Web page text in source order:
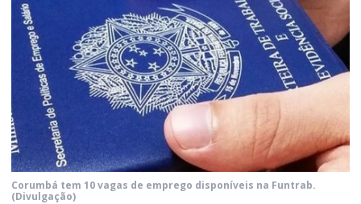
Corumbá tem 10 vagas de emprego disponíveis na Funtrab.
(Divulgação)